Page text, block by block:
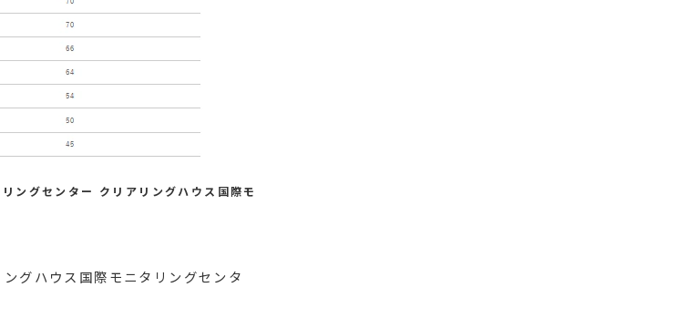
ングセンター クリアリングハウス国際モ
グハウス国際モニタリングセンタ